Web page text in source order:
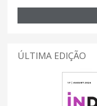
ÚLTIMA EDIÇÃO